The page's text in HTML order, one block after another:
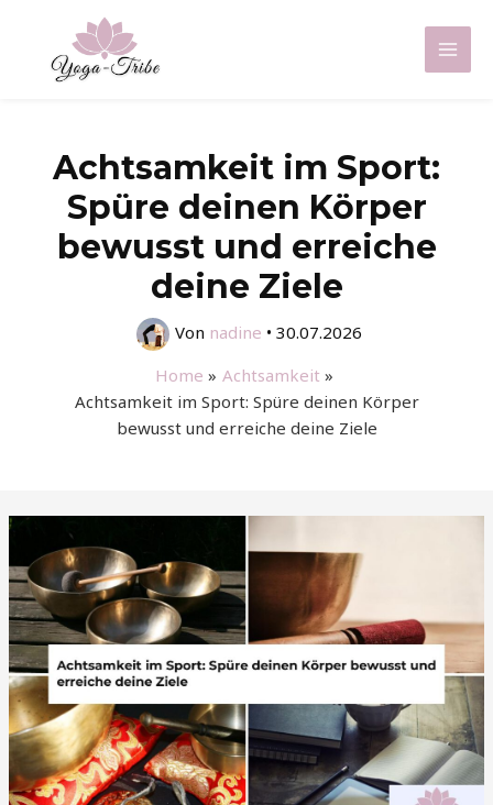
springen
Main
Achtsamkeit im Sport:
Spüre deinen Körper
bewusst und erreiche
deine Ziele
Von nadine • 30.07.2026
Home
Achtsamkeit
Achtsamkeit im Sport: Spüre deinen Körper
bewusst und erreiche deine Ziele